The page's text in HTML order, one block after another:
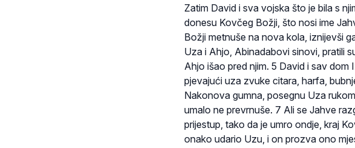
Zatim David i sva vojska što je bila s
donesu Kovčeg Božji, što nosi ime
Božji metnuše na nova kola, iznijevši
Uza i Ahjo, Abinadabovi sinovi, pratili
Ahjo išao pred njim. 5 David i sav
pjevajući uza zvuke citara, harfa,
Nakonova gumna, posegnu Uza
umalo ne prevrnuše. 7 Ali se Jahve
prijestup, tako da je umro ondje, kraj
onako udario Uzu, i on prozva ono